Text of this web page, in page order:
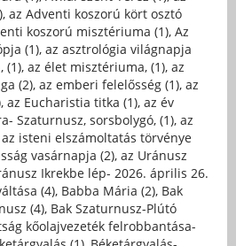
, az Adventi koszorú kört osztó
koszorú misztériuma (1), Az
(1), az asztrológia világnapja
(1), az élet misztériuma, (1), az
(2), az emberi felelősség (1), az
, az Eucharistia titka (1), az év
Szaturnusz, sorsbolygó, (1), az
az isteni elszámoltatás törvénye
vasárnapja (2), az Uránusz
Ikrekbe lép- 2026. április 26.
(4), Babba Mária (2), Bak
(4), Bak Szaturnusz-Plútó
kőolajvezeték felrobbantása-